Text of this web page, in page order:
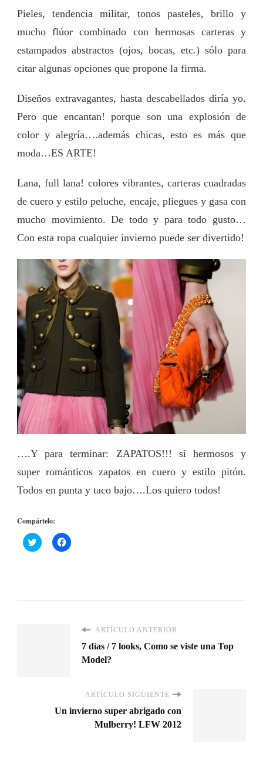
Pieles, tendencia militar, tonos pasteles, brillo y
mucho flúor combinado con hermosas carteras y
estampados abstractos (ojos, bocas, etc.) sólo para
citar algunas opciones que propone la firma.
Diseños extravagantes, hasta descabellados diría yo.
Pero que encantan! porque son una explosión de
color y alegría….además chicas, esto es más que
moda…ES ARTE!
Lana, full lana! colores vibrantes, carteras cuadradas
de cuero y estilo peluche, encaje, pliegues y gasa con
mucho movimiento. De todo y para todo gusto…
Con esta ropa cualquier invierno puede ser divertido!
….Y para terminar: ZAPATOS!!! si hermosos y
super románticos zapatos en cuero y estilo pitón.
Todos en punta y taco bajo….Los quiero todos!
Compártelo:
Haz
clic
en
Haz
clic
en
nueva) ARTÍCULO ANTERIOR
7 días / 7 looks, Como se viste una Top
Model?
ARTÍCULO SIGUIENTE
Un invierno super abrigado con
Mulberry! LFW 2012